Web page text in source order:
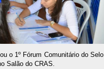
o 1º Fórum Comunitário do
Salão do CRAS.